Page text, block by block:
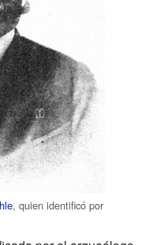
, quien identificó por